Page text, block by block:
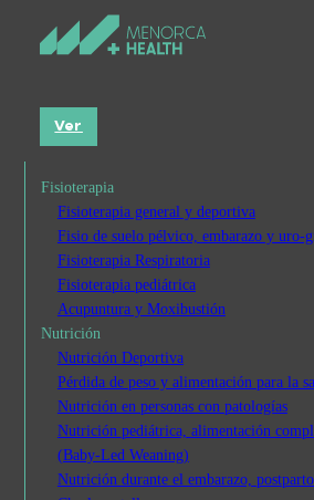
Ver
Fisioterapia
Fisioterapia general y deportiva
Fisio de suelo pélvico, embarazo y uro-
Fisioterapia Respiratoria
Fisioterapia pediátrica
Acupuntura y Moxibustión
Nutrición
Nutrición Deportiva
Pérdida de peso y alimentación para la
Nutrición en personas con patologías
Nutrición pediátrica, alimentación
(Baby-Led Weaning)
Nutrición durante el embarazo,